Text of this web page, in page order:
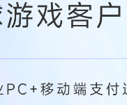
游戏APP
游戏、玩家、资金一站管理
带你了解